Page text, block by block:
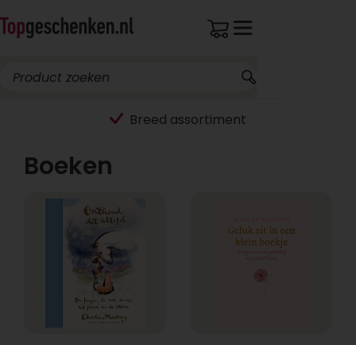
Breed assortiment
Boeken